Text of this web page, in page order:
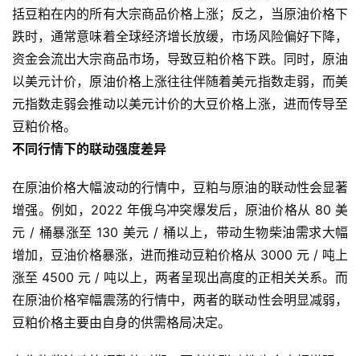
油
期
货
国
际
期
货
括豆粕在内的所有大宗商品价格上涨；反之，当原油价格下
跌时，通常意味着全球经济增长放缓，市场风险偏好下降，
资金会流出大宗商品市场，导致豆粕价格下跌。同时，原油
以美元计价，原油价格上涨往往伴随着美元指数走弱，而美
元指数走弱会推动以美元计价的大豆价格上涨，进而传导至
豆粕价格。
不同行情下的联动强度差异
在原油价格大幅波动的行情中，豆粕与原油的联动性会显著
增强。例如，2022 年俄乌冲突爆发后，原油价格从 80 美
元 / 桶暴涨至 130 美元 / 桶以上，带动生物柴油需求大幅
增加，豆油价格暴涨，进而推动豆粕价格从 3000 元 / 吨上
涨至 4500 元 / 吨以上，两者呈现出高度的正相关关系。而
在原油价格窄幅震荡的行情中，两者的联动性会明显减弱，
豆粕价格主要由自身的供需格局决定。